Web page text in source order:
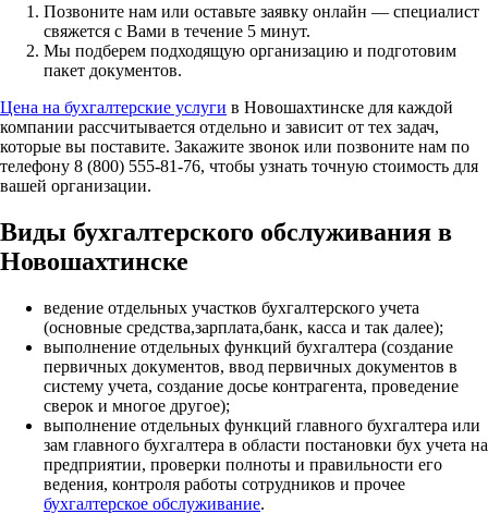
Позвоните нам или оставьте заявку онлайн — специалист
свяжется с Вами в течение 5 минут.
Мы подберем подходящую организацию и подготовим
пакет документов.
Цена на бухгалтерские услуги в Новошахтинске для каждой
компании рассчитывается отдельно и зависит от тех задач,
которые вы поставите. Закажите звонок или позвоните нам по
телефону 8 (800) 555-81-76, чтобы узнать точную стоимость для
вашей организации.
Виды бухгалтерского обслуживания в
Новошахтинске
ведение отдельных участков бухгалтерского учета
(основные средства,зарплата,банк, касса и так далее);
выполнение отдельных функций бухгалтера (создание
первичных документов, ввод первичных документов в
систему учета, создание досье контрагента, проведение
сверок и многое другое);
выполнение отдельных функций главного бухгалтера или
зам главного бухгалтера в области постановки бух учета на
предприятии, проверки полноты и правильности его
ведения, контроля работы сотрудников и прочее
бухгалтерское обслуживание.